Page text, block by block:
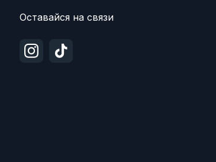
Оставайся на связи